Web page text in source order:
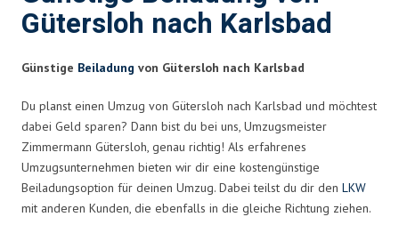
Gütersloh nach Karlsbad
Günstige Beiladung von Gütersloh nach Karlsbad
Du planst einen Umzug von Gütersloh nach Karlsbad und möchtest
dabei Geld sparen? Dann bist du bei uns, Umzugsmeister
Zimmermann Gütersloh, genau richtig! Als erfahrenes
Umzugsunternehmen bieten wir dir eine kostengünstige
Beiladungsoption für deinen Umzug. Dabei teilst du dir den LKW
mit anderen Kunden, die ebenfalls in die gleiche Richtung ziehen.